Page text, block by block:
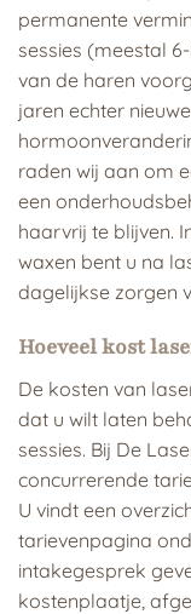
permanente
sessies (meestal
van de haren
jaren echter
raden wij aan om
een
haarvrij te blijven.
waxen bent u na
dagelijkse zorgen
Hoeveel kost
De kosten van
dat u wilt laten
sessies. Bij De
concurrerende
U vindt een
tarievenpagina
intakegesprek
kostenplaatje,